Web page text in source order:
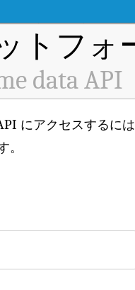
トフォ
data API
にアクセスするに